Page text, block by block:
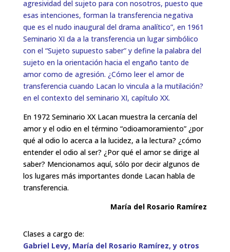
agresividad del sujeto para con nosotros, puesto que
esas intenciones, forman la transferencia negativa
que es el nudo inaugural del drama analítico”, en 1961
Seminario XI da a la transferencia un lugar simbólico
con el “Sujeto supuesto saber” y define la palabra del
sujeto en la orientación hacia el engaño tanto de
amor como de agresión. ¿Cómo leer el amor de
transferencia cuando Lacan lo vincula a la mutilación?
en el contexto del seminario XI, capítulo XX.
En 1972 Seminario XX Lacan muestra la cercanía del
amor y el odio en el término “odioamoramiento” ¿por
qué al odio lo acerca a la lucidez, a la lectura? ¿cómo
entender el odio al ser? ¿Por qué el amor se dirige al
saber? Mencionamos aquí, sólo por decir algunos de
los lugares más importantes donde Lacan habla de
transferencia.
María del Rosario Ramírez
Clases a cargo de:
Gabriel Levy, María del Rosario Ramírez, y otros